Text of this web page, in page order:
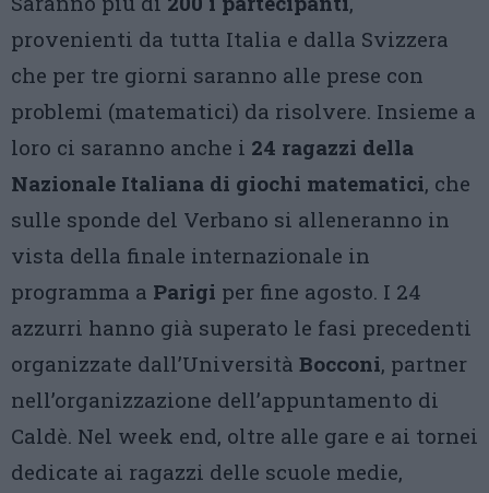
provenienti da tutta Italia e dalla Svizzera
che per tre giorni saranno alle prese con
problemi (matematici) da risolvere. Insieme a
loro ci saranno anche i 24 ragazzi della
Nazionale Italiana di giochi matematici, che
sulle sponde del Verbano si alleneranno in
vista della finale internazionale in
programma a Parigi per fine agosto. I 24
azzurri hanno già superato le fasi precedenti
organizzate dall’Università Bocconi, partner
nell’organizzazione dell’appuntamento di
Caldè. Nel week end, oltre alle gare e ai tornei
dedicate ai ragazzi delle scuole medie,